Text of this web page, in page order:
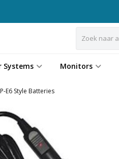
Systems Monitors
E6 Style Batteries